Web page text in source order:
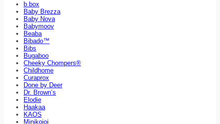
b.box
Baby Brezza
Baby Nova
Babymoov
Beaba
Bibado™
Bibs
Bugaboo
Cheeky Chompers®
Childhome
Curaprox
Done by Deer
Dr. Brown’s
Elodie
Haakaa
KAOS
Minikoioi